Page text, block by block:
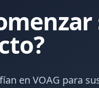
en VOAG para